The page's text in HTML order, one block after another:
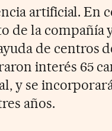
artificial. En
la compañía
de centros
interés 65
y se
años.